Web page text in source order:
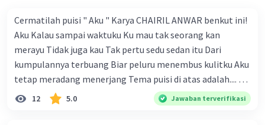
Cermatilah puisi " Aku " Karya CHAIRIL ANWAR benkut ini!
Aku Kalau sampai waktuku Ku mau tak seorang kan
merayu Tidak juga kau Tak pertu sedu sedan itu Dari
kumpulannya terbuang Biar peluru menembus kulitku Aku
tetap meradang menerjang Tema puisi di atas adalah.... A.
ketekunan dan kemauan seseorang dalam
memperjuangan hak dirinya B. kemauan untuk hidup
12 5.0 Jawaban terverifikasi